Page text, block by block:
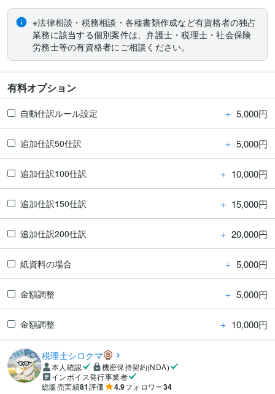
※法律相談・税務相談・各種書類作成など有資格者の独占
業務に該当する個別案件は、弁護士・税理士・社会保険
労務士等の有資格者にご相談ください。
有料オプション
自動仕訳ルール設定 ＋ 5,000円
追加仕訳50仕訳 ＋ 5,000円
追加仕訳100仕訳 ＋ 10,000円
追加仕訳150仕訳 ＋ 15,000円
追加仕訳200仕訳 ＋ 20,000円
紙資料の場合 ＋ 5,000円
金額調整 ＋ 5,000円
金額調整 ＋ 10,000円
税理士シロクマ
本人確認
機密保持契約(NDA)
インボイス発行事業者
総販売実績81評価 4.9フォロワー34